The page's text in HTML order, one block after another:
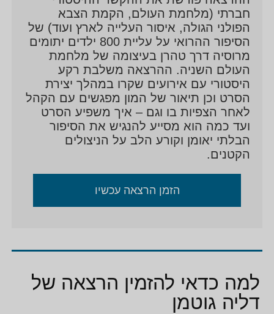
המופלא הלאה, לדורות שלא ידעו אותו.
חברתי (מלחמת העולם, הקמת הצבא
הפולני הגולה, איסור העלייה לארץ ועוד) של
הסיפור ההרואי על עליית 800 ילדים יתומים
מרוסיה דרך טהרן בעיצומה של מלחמת
העולם השניה. ההרצאה משלבת רקע
היסטורי עם אירועים שקרו במהלך יצירת
הסרט וכן תיאור של המון מפגשים עם הקהל
לאחר הצפיות בו וגם – איך משפיע הסרט
ועד כמה הוא מסייע להנגיש את הסיפור
הבלתי יאומן וקורע הלב על הניצולים
הקטנים.
הזמן הרצאה עכשיו
למה כדאי להזמין הרצאה של
דליה גוטמן